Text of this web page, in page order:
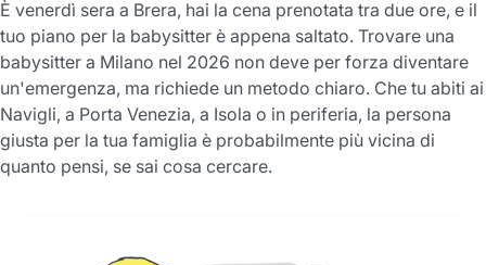
È venerdì sera a Brera, hai la cena prenotata tra due ore, e il
tuo piano per la babysitter è appena saltato. Trovare una
babysitter a Milano nel 2026 non deve per forza diventare
un'emergenza, ma richiede un metodo chiaro. Che tu abiti ai
Navigli, a Porta Venezia, a Isola o in periferia, la persona
giusta per la tua famiglia è probabilmente più vicina di
quanto pensi, se sai cosa cercare.